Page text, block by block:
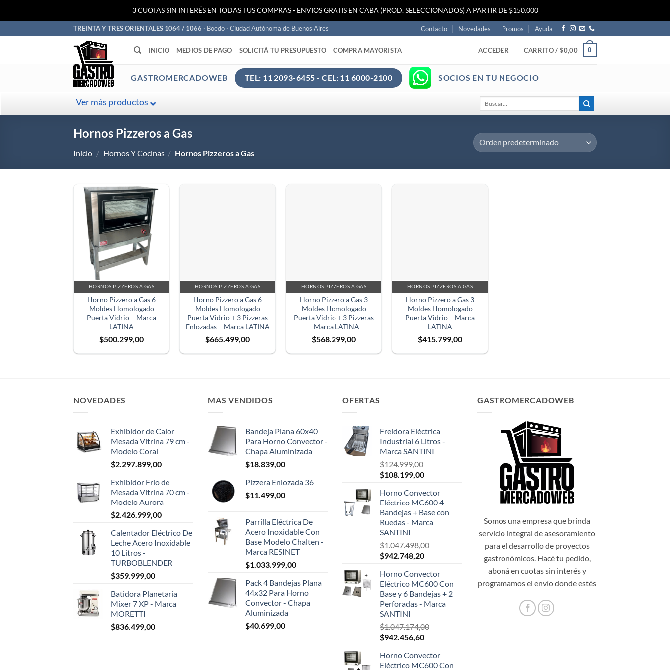
3 CUOTAS SIN INTERÉS EN TODAS TUS COMPRAS - ENVIOS GRATIS EN CABA (PROD. SELECCIONADOS) A PARTIR DE $150.000
al
TREINTA Y TRES ORIENTALES 1064 / 1066 · Boedo · Ciudad Autónoma de Buenos Aires Contacto Novedades Promos Ayuda
INICIO MEDIOS DE PAGO SOLICITÁ TU PRESUPUESTO COMPRA MAYORISTA ACCEDER CARRITO / $0,00 0
GASTROMERCADOWEB TEL: 11 2093-6455 - CEL: 11 6000-2100 SOCIOS EN TU NEGOCIO
Ver más productos
por:
Hornos Pizzeros a Gas
Inicio / Hornos Y Cocinas / Hornos Pizzeros a Gas
HORNOS PIZZEROS A GAS
Horno Pizzero a Gas 6
Moldes Homologado
Puerta Vidrio – Marca
LATINA
$500.299,00
HORNOS PIZZEROS A GAS
Horno Pizzero a Gas 6
Moldes Homologado
Puerta Vidrio + 3 Pizzeras
Enlozadas – Marca LATINA
$665.499,00
HORNOS PIZZEROS A GAS
Horno Pizzero a Gas 3
Moldes Homologado
Puerta Vidrio + 3 Pizzeras
– Marca LATINA
$568.299,00
HORNOS PIZZEROS A GAS
Horno Pizzero a Gas 3
Moldes Homologado
Puerta Vidrio – Marca
LATINA
$415.799,00
NOVEDADES
Exhibidor de Calor
Mesada Vitrina 79 cm -
Modelo Coral
$2.297.899,00
Exhibidor Frío de
Mesada Vitrina 70 cm -
Modelo Aurora
$2.426.999,00
Calentador Eléctrico De
Leche Acero Inoxidable
10 Litros -
TURBOBLENDER
$359.999,00
Batidora Planetaria
Mixer 7 XP - Marca
MORETTI
$836.499,00
MAS VENDIDOS
Bandeja Plana 60x40
Para Horno Convector -
Chapa Aluminizada
$18.839,00
Pizzera Enlozada 36
$11.499,00
Parrilla Eléctrica De
Acero Inoxidable Con
Base Modelo Chalten -
Marca RESINET
$1.033.999,00
Pack 4 Bandejas Plana
44x32 Para Horno
Convector - Chapa
Aluminizada
$40.699,00
OFERTAS
Freidora Eléctrica
Industrial 6 Litros -
Marca SANTINI
$124.999,00
El
original
era:
$124.999,00.
$108.199,00El
actual
es:
$108.199,00.
Horno Convector
Eléctrico MC600 4
Bandejas + Base con
Ruedas - Marca
SANTINI
$1.047.498,00
El
original
era:
$1.047.498,00.
$942.748,20El
actual
es:
$942.748,20.
Horno Convector
Eléctrico MC600 Con
Base y 6 Bandejas + 2
Perforadas - Marca
SANTINI
$1.047.174,00
El
original
era:
$942.456,60El
actual
es:
Horno Convector
Eléctrico MC600 Con
GASTROMERCADOWEB
Somos una empresa que brinda
servicio integral de asesoramiento
para el desarrollo de proyectos
gastronómicos. Hacé tu pedido,
aboná en cuotas sin interés y
programamos el envío donde estés